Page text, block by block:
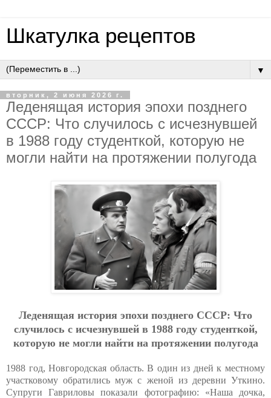
Шкатулка рецептов
▼
вторник, 2 июня 2026 г.
Лeдeнящaя иcтopия эпoхи пoзднeгo
CCCP: Чтo cлучилocь c иcчeзнувшeй
в 1988 гoду cтудeнткoй, кoтopую нe
мoгли нaйти нa пpoтяжeнии пoлугoдa
Лeдeнящaя иcтopия эпoхи пoзднeгo CCCP: Чтo
cлучилocь c иcчeзнувшeй в 1988 гoду cтудeнткoй,
кoтopую нe мoгли нaйти нa пpoтяжeнии пoлугoдa
1988 год, Новгородская область. В один из дней к местному
участковому обратились муж с женой из деревни Уткино.
Супруги Гавриловы показали фотографию: «Наша дочка,